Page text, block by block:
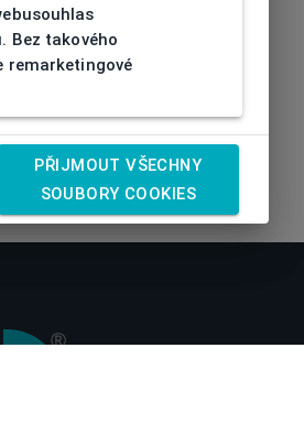
Bez takového
remarketingové
PŘIJMOUT VŠECHNY
SOUBORY COOKIES